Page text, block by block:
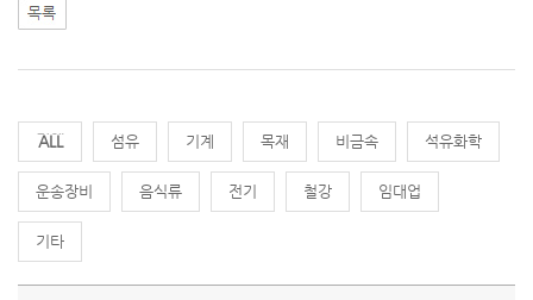
전체 섬유 기계 목재 비금속 석유화학
운송장비 음식류 전기 철강 임대업
기타